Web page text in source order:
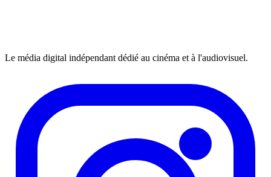
Le média digital indépendant dédié au cinéma et à l'audiovisuel.